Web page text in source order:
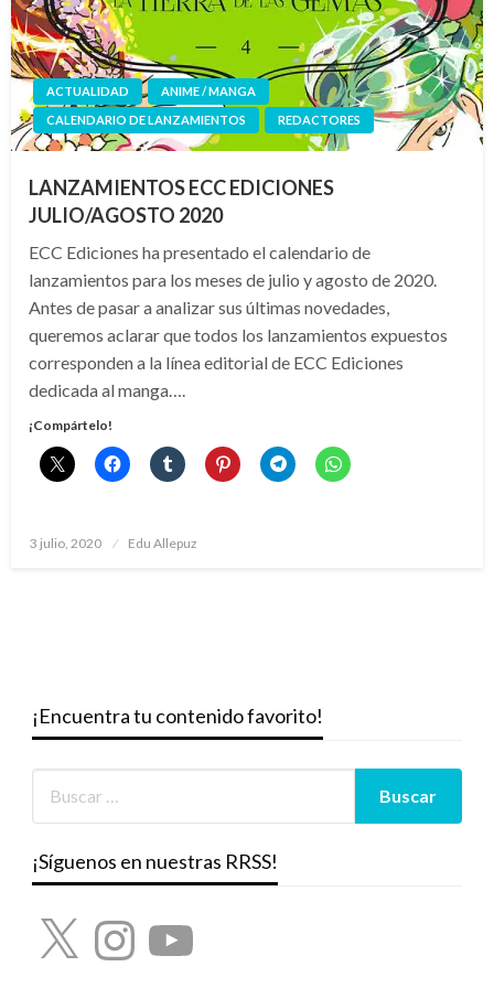
ACTUALIDAD
ANIME / MANGA
CALENDARIO DE LANZAMIENTOS
REDACTORES
LANZAMIENTOS ECC EDICIONES
JULIO/AGOSTO 2020
ECC Ediciones ha presentado el calendario de
lanzamientos para los meses de julio y agosto de 2020.
Antes de pasar a analizar sus últimas novedades,
queremos aclarar que todos los lanzamientos expuestos
corresponden a la línea editorial de ECC Ediciones
dedicada al manga….
¡Compártelo!
Publicado
3 julio, 2020 Edu Allepuz
¡Encuentra tu contenido favorito!
¡Síguenos en nuestras RRSS!
X InstagramYouTube